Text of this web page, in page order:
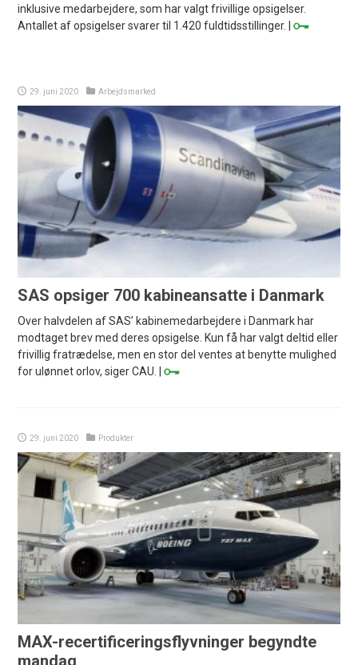
inklusive medarbejdere, som har valgt frivillige opsigelser.
Antallet af opsigelser svarer til 1.420 fuldtidsstillinger. |
29. juni 2020 Arbejdsmarked
SAS opsiger 700 kabineansatte i Danmark
Over halvdelen af SAS’ kabinemedarbejdere i Danmark har
modtaget brev med deres opsigelse. Kun få har valgt deltid eller
frivillig fratrædelse, men en stor del ventes at benytte mulighed
for ulønnet orlov, siger CAU. |
29. juni 2020 Produkter
MAX-recertificeringsflyvninger begyndte